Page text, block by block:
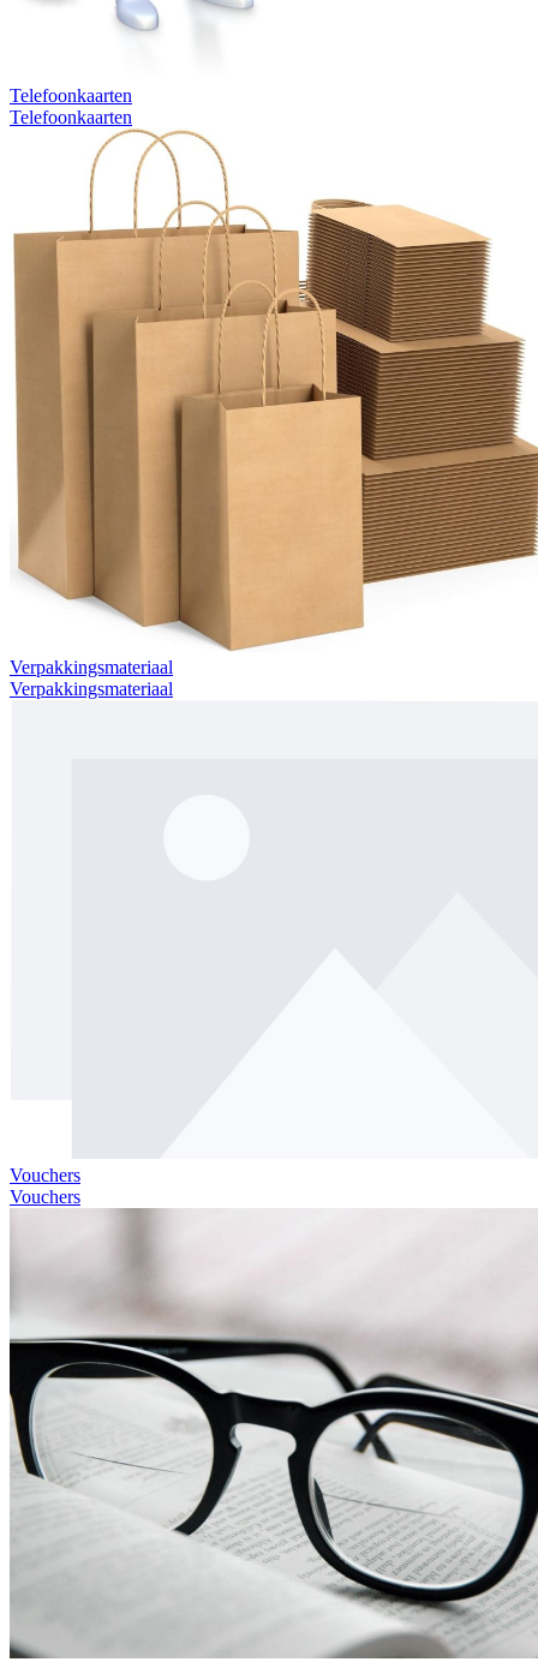
Telefoonkaarten
Telefoonkaarten
Verpakkingsmateriaal
Verpakkingsmateriaal
Vouchers
Vouchers